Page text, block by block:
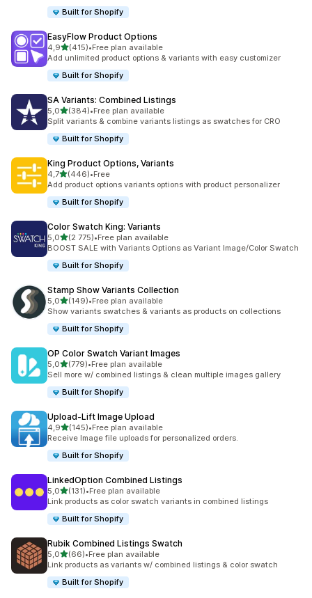
Built for Shopify
EasyFlow Product Options
4,9z 5 hvězd
(415)
Celkový počet recenzí: 415
•Free plan available
Add unlimited product options & variants with easy customizer
Built for Shopify
SA Variants: Combined Listings
5,0z 5 hvězd
(384)
Celkový počet recenzí: 384
•Free plan available
Split variants & combine variants listings as swatches for CRO
Built for Shopify
King Product Options, Variants
4,7z 5 hvězd
(446)
Celkový počet recenzí: 446
•Free
Add product options variants options with product personalizer
Built for Shopify
Color Swatch King: Variants
5,0z 5 hvězd
(2 775)
Celkový počet recenzí: 2775
•Free plan available
BOOST SALE with Variants Options as Variant Image/Color Swatch
Built for Shopify
Stamp Show Variants Collection
5,0z 5 hvězd
(149)
Celkový počet recenzí: 149
•Free plan available
Show variants swatches & variants as products on collections
Built for Shopify
OP Color Swatch Variant Images
5,0z 5 hvězd
(779)
Celkový počet recenzí: 779
•Free plan available
Sell more w/ combined listings & clean multiple images gallery
Built for Shopify
Upload‑Lift Image Upload
4,9z 5 hvězd
(145)
Celkový počet recenzí: 145
•Free plan available
Receive Image file uploads for personalized orders.
Built for Shopify
LinkedOption Combined Listings
5,0z 5 hvězd
(131)
Celkový počet recenzí: 131
•Free plan available
Link products as color swatch variants in combined listings
Built for Shopify
Rubik Combined Listings Swatch
5,0z 5 hvězd
(66)
Celkový počet recenzí: 66
•Free plan available
Link products as variants w/ combined listings & color swatch
Built for Shopify